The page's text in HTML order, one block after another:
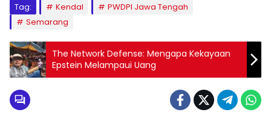
Tag: Kendal
PWDPI Jawa Tengah
Semarang
The Network Defense: Mengapa Kekayaan
Epstein Melampaui Uang